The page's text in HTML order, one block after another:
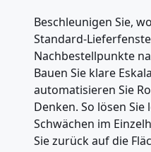
Beschleunigen Sie,
Standard-
Nachbestellpunkte
Bauen Sie klare
automatisieren Sie
Denken. So lösen
Schwächen im
Sie zurück auf die